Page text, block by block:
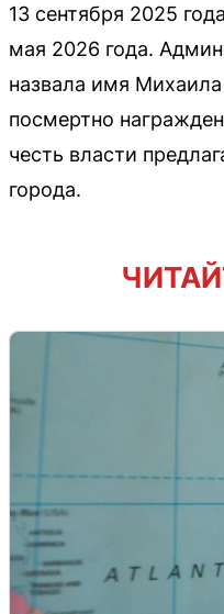
13 сентября 2025
мая 2026 года.
назвала имя
посмертно
честь власти
города.